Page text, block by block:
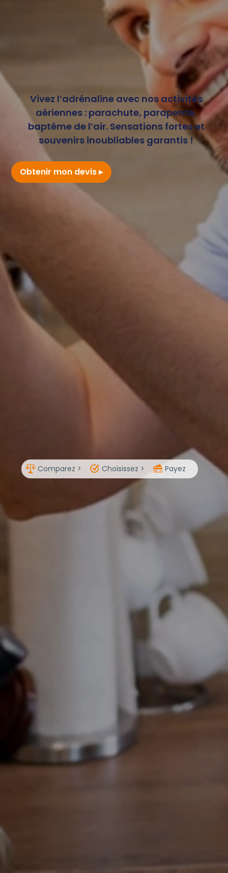
Vivez l’adrénaline avec nos activités
aériennes : parachute, parapente,
baptême de l’air. Sensations fortes et
souvenirs inoubliables garantis !
Obtenir mon devis
Comparez > Choisissez > Payez